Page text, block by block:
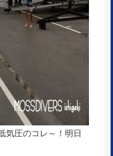
気圧のコレ～！明日